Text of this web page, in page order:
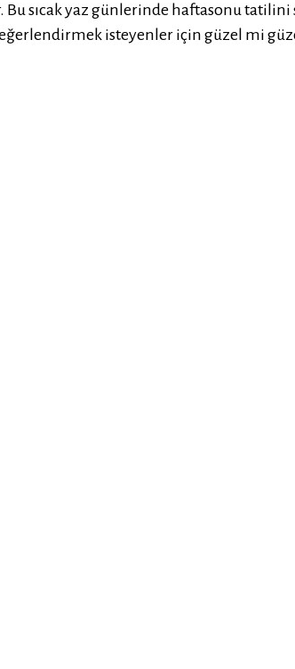
Bu sıcak yaz günlerinde haftasonu tatilini
isteyenler için güzel mi